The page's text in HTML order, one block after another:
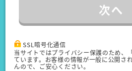
次へ
SSL暗号化通信
当サイトではプライバシー保護のため、
ています。お客様の情報が一般に公開さ
んので、ご安心ください。